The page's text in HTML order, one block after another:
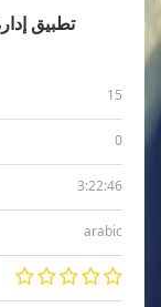
15
0
3:22:46
arabic